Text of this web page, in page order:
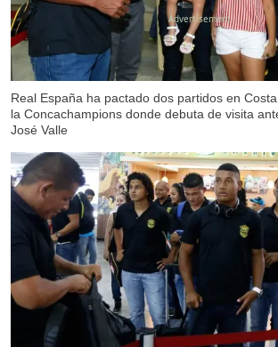
Real España ha pactado dos partidos en
la Concachampions donde debuta de visita
José Valle